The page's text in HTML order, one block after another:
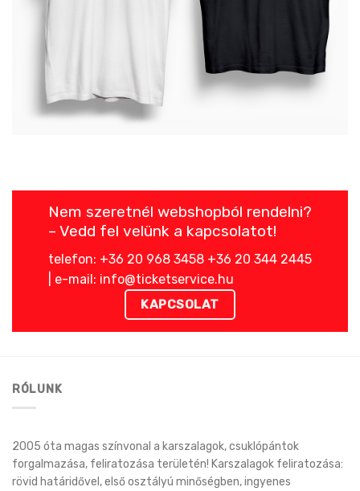
Nem szeretnél webshopból rendelni?
– Vedd fel velünk a kapcsolatot!
telefon: +36 20 968 3458 +36 20 344 2445
| e-mail: info@ticketservice.hu
KAPCSOLAT
RÓLUNK
2005 óta magas színvonal a karszalagok, csuklópántok
forgalmazása, feliratozása területén! Karszalagok feliratozása:
rövid határidővel, első osztályú minőségben, ingyenes